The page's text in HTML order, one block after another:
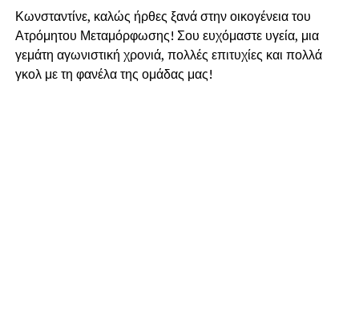
Κωνσταντίνε, καλώς ήρθες ξανά στην οικογένεια του
Ατρόμητου Μεταμόρφωσης! Σου ευχόμαστε υγεία, μια
γεμάτη αγωνιστική χρονιά, πολλές επιτυχίες και πολλά
γκολ με τη φανέλα της ομάδας μας!